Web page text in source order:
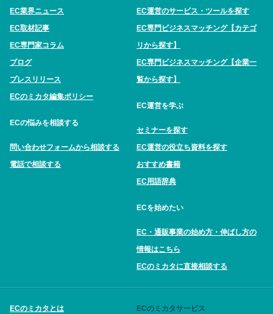
EC業界ニュース
EC取材記事
EC専門家コラム
ブログ
プレスリリース
ECのミカタ編集ポリシー
ECの悩みを相談する
問い合わせフォームから相談する
電話で相談する
EC運営のサービス・ツールを探す
EC専門ビジネスマッチング【カテゴ
リから探す】
EC専門ビジネスマッチング【企業一
覧から探す】
EC運営を学ぶ
セミナーを探す
EC運営の役立ち資料を探す
おすすめ書籍
EC用語辞典
ECを始めたい
EC・通販事業の始め方・伸ばし方の
情報はこちら
ECのミカタに直接相談する
ECのミカタとは
ECのミカタサービス